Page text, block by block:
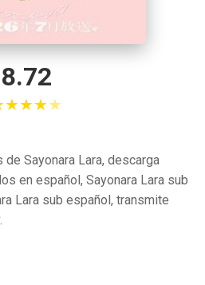
8.72
★★★★
Sayonara Lara, descarga
en español, Sayonara Lara sub
Lara sub español, transmite